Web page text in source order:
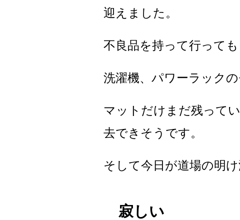
迎えました。
不良品を持って行っても
洗濯機、パワーラック
マットだけまだ残って
去できそうです。
そして今日が道場の明け
寂しい